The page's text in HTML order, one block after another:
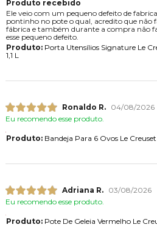
Produto recebido
Ele veio com um pequeno defeito de
pontinho no pote o qual, acredito que não
fábrica e também durante a compra não
esse pequeno defeito.
Produto:Porta Utensílios Signature Le
1,1 L
Ronaldo R.
04/08/2026
Eu recomendo esse produto.
Produto:Bandeja Para 6 Ovos Le
Adriana R.
03/08/2026
Eu recomendo esse produto.
Produto:Pote De Geleia Vermelho Le